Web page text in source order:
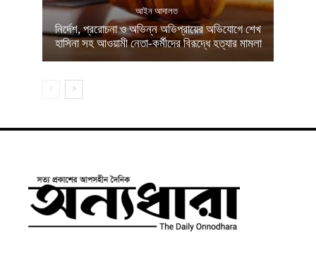
আইন আদালত
নির্দেশ, প্ররোচনা ও অভিন্ন অভিপ্রায়ের অভিযোগে শেখ
হাসিনা সহ আওয়ামী নেতা-কর্মীদের বিরূদ্ধে হত্যার মামলা